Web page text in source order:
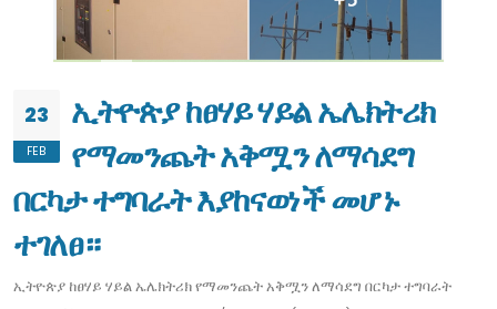
23
FEB
ኢትዮጵያ ከፀሃይ ሃይል ኤሌክትሪክ
የማመንጨት አቅሟን ለማሳደግ
በርካታ ተግባራት እያከናወነች መሆኑ
ተገለፀ።
ኢትዮጵያ ከፀሃይ ሃይል ኤሌክትሪክ የማመንጨት አቅሟን ለማሳደግ በርካታ ተግባራት